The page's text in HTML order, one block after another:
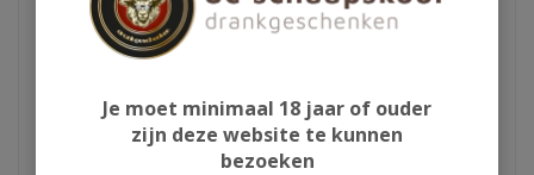
Ron Abuelo Centuria Ron Abuelo 7Y
Je moet minimaal 18 jaar of ouder
zijn deze website te kunnen
bezoeken